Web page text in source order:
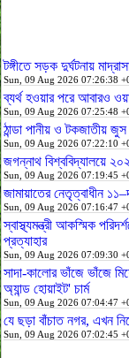
টঙ্গীতে সড়ক দুর্ঘটনায়
Sun, 09 Aug 2026 07:26:38
ব্যর্থ হওয়ার পরে আবারও
Sun, 09 Aug 2026 07:25:48
ঠান্ডা পানীয় ও টকজাতীয়
Sun, 09 Aug 2026 07:22:10
জগন্নাথ বিশ্ববিদ্যালয়ে
Sun, 09 Aug 2026 07:19:45
জামায়াতের নেতৃত্বাধীন
Sun, 09 Aug 2026 07:16:47
স্বাস্থ্যমন্ত্রী আকস্মিক
প্রত্যাহার
Sun, 09 Aug 2026 07:09:30
সাদা-কালোর ভাঁজে ভাঁজে
অ্যান্ড হোয়াইট' চার্ম
Sun, 09 Aug 2026 07:04:47
যে ছড়া বাঁচাত নগর, এখন
Sun, 09 Aug 2026 07:02:45